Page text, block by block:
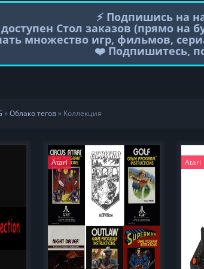
⚡️ Подпишись на
Стол заказов (прямо
множество игр, фильмов,
❤️ Подпишитесь,
»Облако тегов» Коллекция
Atari Atari